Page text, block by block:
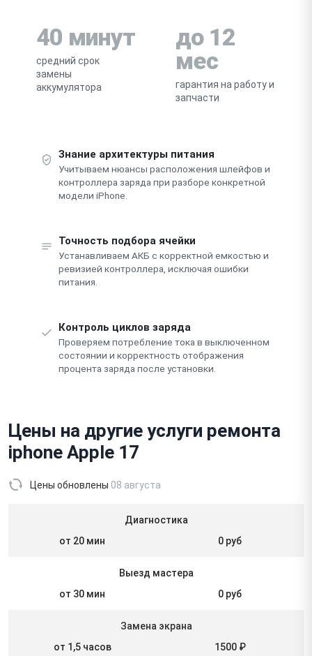
40 минут
средний срок
замены
аккумулятора
до 12
мес
гарантия на работу и
запчасти
Знание архитектуры питания
Учитываем нюансы расположения шлейфов и
контроллера заряда при разборе конкретной
модели iPhone.
Точность подбора ячейки
Устанавливаем АКБ с корректной емкостью и
ревизией контроллера, исключая ошибки
питания.
Контроль циклов заряда
Проверяем потребление тока в выключенном
состоянии и корректность отображения
процента заряда после установки.
Цены на другие услуги ремонта
iphone Apple 17
Цены обновлены 08 августа
Диагностика
от 20 мин
0 руб
Выезд мастера
от 30 мин
0 руб
Замена экрана
от 1,5 часов
1500 ₽